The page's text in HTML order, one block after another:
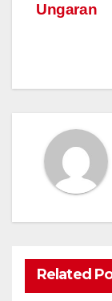
Ungaran
Related